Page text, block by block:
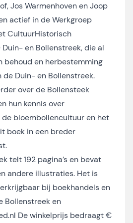
Jos Warmenhoven en Joop
actief in de Werkgroep
CultuurHistorisch
en Bollenstreek, die al
behoud en herbestemming
Duin- en Bollenstreek.
over de Bollensteek
hun kennis over
bloembollencultuur en het
boek in een breder
telt 192 pagina’s en bevat
andere illustraties. Het is
bij boekhandels en
Bollenstreek en
De winkelprijs bedraagt €